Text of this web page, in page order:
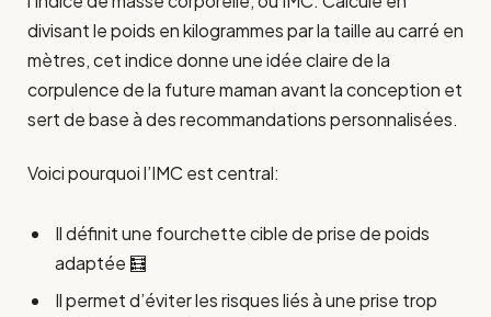
divisant le poids en kilogrammes par la taille au carré en
mètres, cet indice donne une idée claire de la
corpulence de la future maman avant la conception et
sert de base à des recommandations personnalisées.
Voici pourquoi l’IMC est central:
Il définit une fourchette cible de prise de poids
adaptée 🧮
Il permet d’éviter les risques liés à une prise trop